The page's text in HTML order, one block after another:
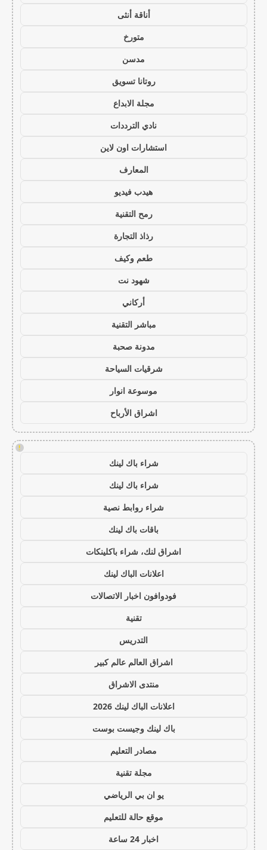
أناقة أنثى
متورخ
مدسن
روتانا تسويق
مجلة الابداع
نادي الترددات
استشارات اون لاين
المعارف
هيدب فيديو
رمح التقنية
رذاذ التجارة
طعم وكيف
شهود نت
أركاني
مباشر التقنية
مدونة صحبة
شرقيات السياحة
موسوعة انوار
اشراق الأرباح
!
شراء باك لينك
شراء باك لينك
شراء روابط نصية
باقات باك لينك
اشراق لنك، شراء باكلينكات
اعلانات الباك لينك
فودوافون اخبار الاتصالات
تقنية
التدريس
اشراق العالم عالم كبير
منتدى الاشراق
اعلانات الباك لينك 2026
باك لينك وجيست بوست
مصادر التعليم
مجلة تقنية
يو ان بي الرياضي
موقع حالة للتعليم
اخبار 24 ساعة